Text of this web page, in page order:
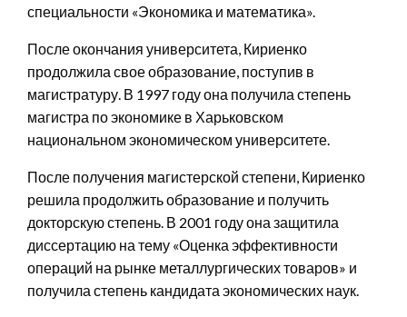
специальности «Экономика и математика».
После окончания университета, Кириенко
продолжила свое образование, поступив в
магистратуру. В 1997 году она получила степень
магистра по экономике в Харьковском
национальном экономическом университете.
После получения магистерской степени, Кириенко
решила продолжить образование и получить
докторскую степень. В 2001 году она защитила
диссертацию на тему «Оценка эффективности
операций на рынке металлургических товаров» и
получила степень кандидата экономических наук.